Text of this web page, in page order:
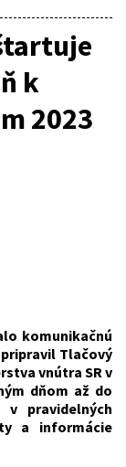
k
2023
komunikačnú
Tlačový
vnútra SR v
dňom až do
pravidelných
a informácie